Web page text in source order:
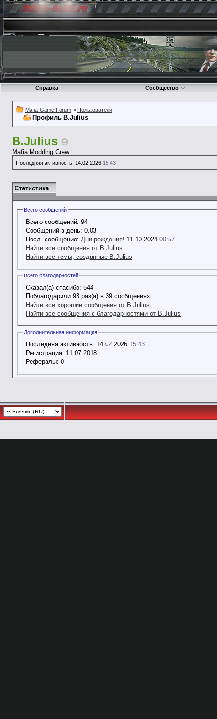
Справка Сообщество
Mafia-Game Forum > Пользователи
Профиль B.Julius
B.Julius
Mafia Modding Crew
Последняя активность: 14.02.2026 15:43
Статистика
Всего сообщений
Всего сообщений: 94
Сообщений в день: 0.03
Посл. сообщение: Дни рождения! 11.10.2024 00:57
Найти все сообщения от B.Julius
Найти все темы, созданные B.Julius
Всего благодарностей
Сказал(а) спасибо: 544
Поблагодарили 93 раз(а) в 39 сообщениях
Найти все хорошие сообщения от B.Julius
Найти все сообщения с благодарностями от B.Julius
Дополнительная информация
Последняя активность: 14.02.2026 15:43
Регистрация: 11.07.2018
Рефералы: 0